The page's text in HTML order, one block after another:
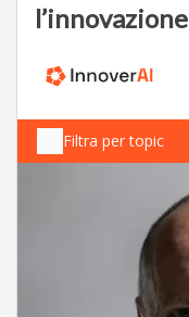
l’innovazione
Filtra per topic